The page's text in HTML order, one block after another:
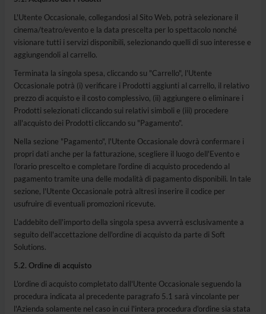
L'Utente Occasionale, collegandosi al Sito Web, potrà selezionare il
cinema/teatro/evento e la data prescelta per lo spettacolo nonché
visionare tutti i servizi disponibili, selezionando quelli di suo interesse e
aggiungendoli al carrello.
Terminata la singola spesa, cliccando su "Carrello", l'Utente
Occasionale potrà (i) verificare i Prodotti aggiunti al carrello, il relativo
prezzo di acquisto e il costo complessivo, (ii) aggiungere o eliminare i
Prodotti selezionati cliccando sui relativi simboli e (iii) procedere
all'acquisto dei Prodotti cliccando su "Pagamento".
Nella sezione "Pagamento", l'Utente Occasionale dovrà confermare i
propri dati anche per la fatturazione, scegliere il luogo dell'Evento e
l'orario prescelto e completare l'ordine di acquisto procedendo al
pagamento tramite una delle modalità di pagamento disponibili. In tale
sezione, l'Utente Occasionale potrà altresì inserire il codice per
usufruire di eventuali promozioni ricevute.
L'addebito dell'importo della singola spesa avverrà esclusivamente a
seguito dell'accettazione dell'ordine di acquisto da parte di Soft
Solutions.
5.2. Ordine di acquisto
L'ordine di acquisto completato dall'Utente Occasionale seguendo la
procedura indicata al precedente paragrafo 5.1 sarà vincolante per
l'Azienda solamente nel caso in cui l'intera procedura d'ordine sia stata